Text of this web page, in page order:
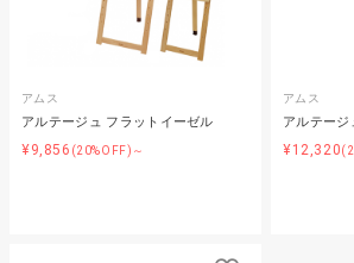
アムス
アルテージュ フラットイーゼル
¥9,856 (20%OFF)～
アムス
アルテー
¥12,320